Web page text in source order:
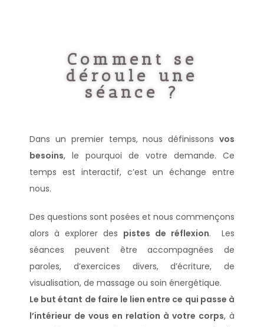
Comment se
déroule une
séance ?
Dans un premier temps, nous définissons vos
besoins, le pourquoi de votre demande. Ce
temps est interactif, c’est un échange entre
nous.
Des questions sont posées et nous commençons
alors à explorer des pistes de réflexion. Les
séances peuvent être accompagnées de
paroles, d’exercices divers, d’écriture, de
visualisation, de massage ou soin énergétique.
Le but étant de faire le lien entre ce qui passe à
l’intérieur de vous en relation à votre corps, à